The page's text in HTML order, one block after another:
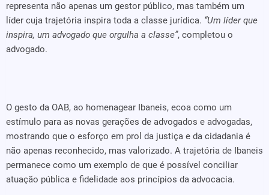
representa não apenas um gestor público, mas também um
líder cuja trajetória inspira toda a classe jurídica. “Um líder que
inspira, um advogado que orgulha a classe”, completou o
advogado.
O gesto da OAB, ao homenagear Ibaneis, ecoa como um
estímulo para as novas gerações de advogados e advogadas,
mostrando que o esforço em prol da justiça e da cidadania é
não apenas reconhecido, mas valorizado. A trajetória de Ibaneis
permanece como um exemplo de que é possível conciliar
atuação pública e fidelidade aos princípios da advocacia.